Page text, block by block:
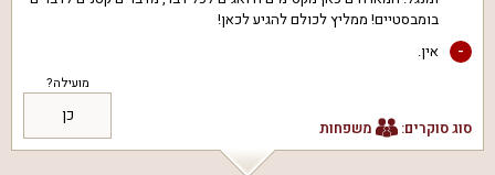
בומבסטיים! ממליץ לכולם להגיע לכאן!
- אין.
סוג סוקרים: משפחות
מועילה?
כן